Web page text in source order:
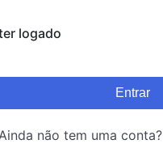
logado
Entrar
não tem uma conta?